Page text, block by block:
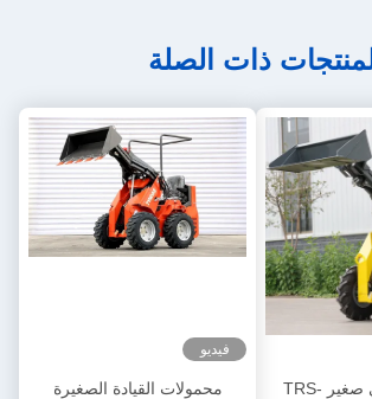
ذات الصلة
محمل انزلاقي صغير TRS-
فيديو
محمولات القيادة الصغيرة